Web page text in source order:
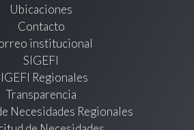
Ubicaciones
Contacto
institucional
SIGEFI
Regionales
Transparencia
Necesidades Regionales